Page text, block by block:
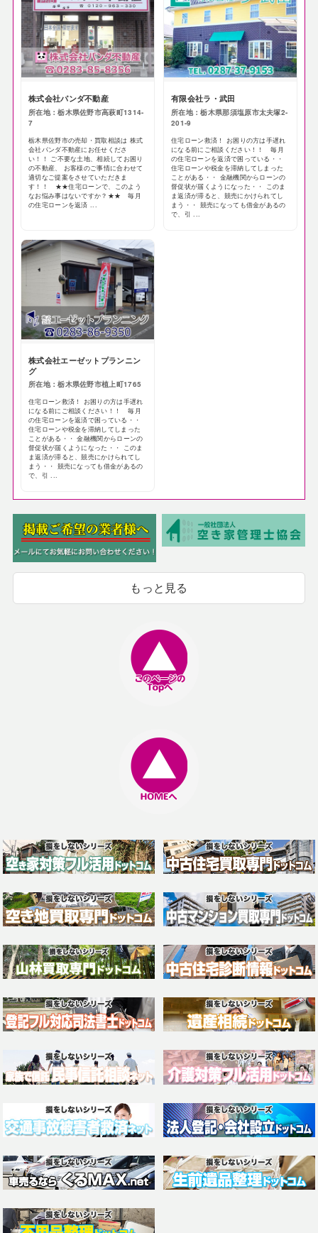
株式会社パンダ不動産
所在地：栃木県佐野市高萩町1314-
7
栃木県佐野市の売却・買取相談は 株式
会社パンダ不動産にお任せくださ
い！！ ご不要な土地、相続してお困り
の不動産、 お客様のご事情に合わせて
適切なご提案をさせていただきま
す！！ ★★住宅ローンで、このよう
なお悩み事はないですか？★★ 毎月
の住宅ローンを返済 ...
有限会社ラ・武田
所在地：栃木県那須塩原市太夫塚2-
201-9
住宅ローン救済！ お困りの方は手遅れ
になる前にご相談ください！！ 毎月
の住宅ローンを返済で困っている・・
住宅ローンや税金を滞納してしまった
ことがある・・ 金融機関からローンの
督促状が届くようになった・・ このま
ま返済が滞ると、競売にかけられてし
まう・・ 競売になっても借金があるの
で、引 ...
株式会社エーゼットプランニン
グ
所在地：栃木県佐野市植上町1765
住宅ローン救済！ お困りの方は手遅れ
になる前にご相談ください！！ 毎月
の住宅ローンを返済で困っている・・
住宅ローンや税金を滞納してしまった
ことがある・・ 金融機関からローンの
督促状が届くようになった・・ このま
ま返済が滞ると、競売にかけられてし
まう・・ 競売になっても借金があるの
で、引 ...
もっと見る